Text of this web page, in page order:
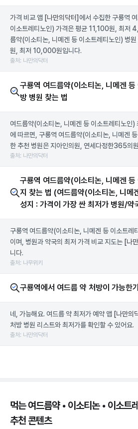
가격 비교 앱 [나만의닥터] 에서 수집한 구룡역
이소트레티노인) 가격은 평균 11,100원, 최저
름약(이소티논, 니메겐 등 이소트레티노인) 병
원, 최저 10,000원입니다.
출처: 나만의닥터
구룡역 여드름약(이소티논, 니메겐 등
방 병원 찾는 법
여드름약(이소티논, 니메겐 등 이소트레티노인)
에 따르면, 구룡역 여드름약(이소티논, 니메겐
한 추천 병원은 지아인의원, 연세다정한365의
출처: 나만의닥터
구룡역 여드름약(이소티논, 니메겐
지 찾는 법 (여드름약(이소티논, 니메
성지 : 가격이 가장 싼 최저가 병원/약
구룡역 여드름약(이소티논, 니메겐 등 이소트
이며, 병원과 약국의 최저 가격 비교 지도는 [나
니다.
출처: 나무위키
구룡역에서 여드름 약 처방이 가능한
네, 가능해요. 여드름 약 최저가 예약 앱 [나만의
처방 병원 리스트와 최저가를 확인할 수 있어요.
출처: 나만의닥터
먹는 여드름약 • 이소티논 • 이소트
추천 콘텐츠